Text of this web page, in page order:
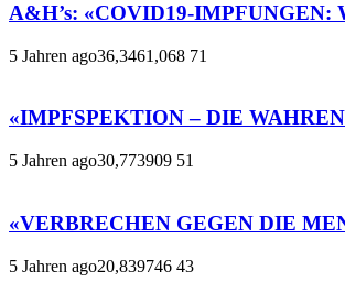
A&H’s: «COVID19-
5 Jahren ago36,3461,068 71
«IMPFSPEKTION – DIE
5 Jahren ago30,773909 51
«VERBRECHEN GEGEN DIE
5 Jahren ago20,839746 43